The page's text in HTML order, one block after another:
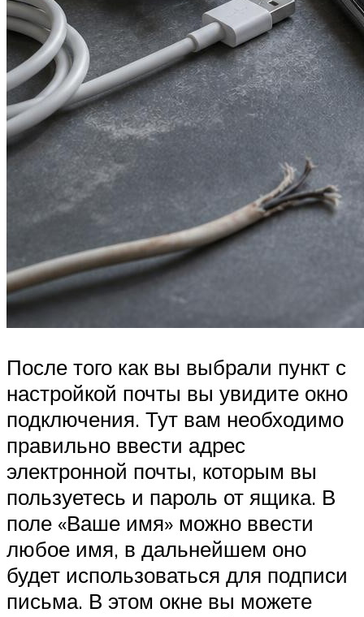
После того как вы выбрали пункт с
настройкой почты вы увидите окно
подключения. Тут вам необходимо
правильно ввести адрес
электронной почты, которым вы
пользуетесь и пароль от ящика. В
поле «Ваше имя» можно ввести
любое имя, в дальнейшем оно
будет использоваться для подписи
письма. В этом окне вы можете